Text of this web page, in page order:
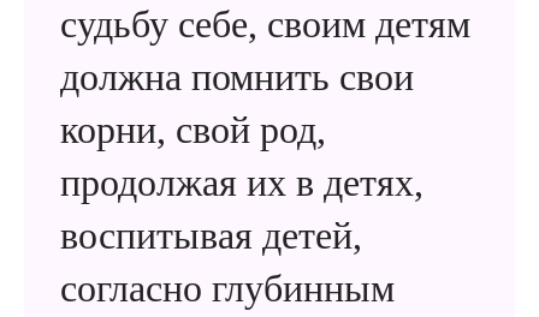
судьбу себе, своим детям
должна помнить свои
корни, свой род,
продолжая их в детях,
воспитывая детей,
согласно глубинным